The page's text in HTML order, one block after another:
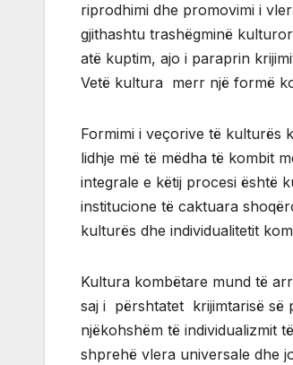
riprodhimi dhe promovimi i
gjithashtu trashëgminë
atë kuptim, ajo i paraprin
Vetë kultura merr një formë
Formimi i veçorive të kulturës
lidhje më të mëdha të kombit
integrale e këtij procesi është
institucione të caktuara
kulturës dhe individualitetit
Kultura kombëtare mund të
saj i përshtatet krijimtarisë së
njëkohshëm të individualizmit
shprehë vlera universale dhe